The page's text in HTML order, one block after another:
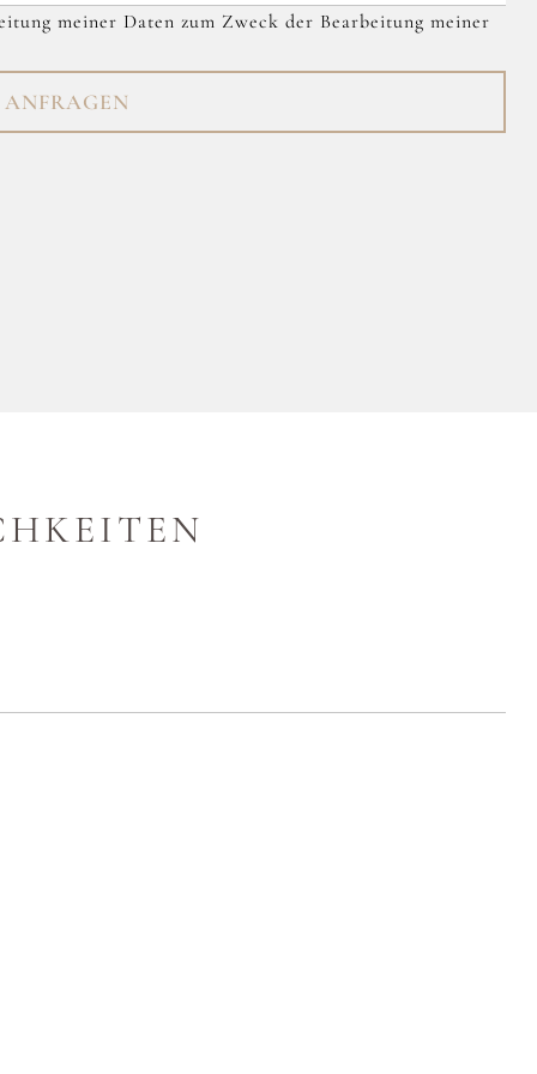
meiner Daten zum Zweck der Bearbeitung meiner